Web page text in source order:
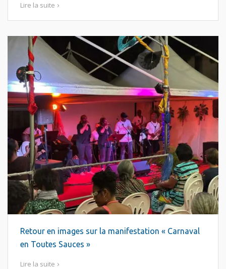
Lire la suite
Retour en images sur la manifestation « Carnaval
en Toutes Sauces »
Lire la suite